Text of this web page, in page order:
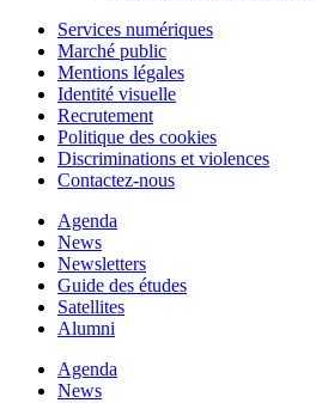
Services numériques
Marché public
Mentions légales
Identité visuelle
Recrutement
Politique des cookies
Discriminations et violences
Contactez-nous
Agenda
News
Newsletters
Guide des études
Satellites
Alumni
Agenda
News